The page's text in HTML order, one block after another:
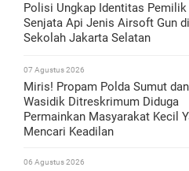
Polisi Ungkap Identitas Pemilik
Senjata Api Jenis Airsoft Gun di
Sekolah Jakarta Selatan
07 Agustus 2026
Miris! Propam Polda Sumut dan
Wasidik Ditreskrimum Diduga
Permainkan Masyarakat Kecil
Mencari Keadilan
06 Agustus 2026